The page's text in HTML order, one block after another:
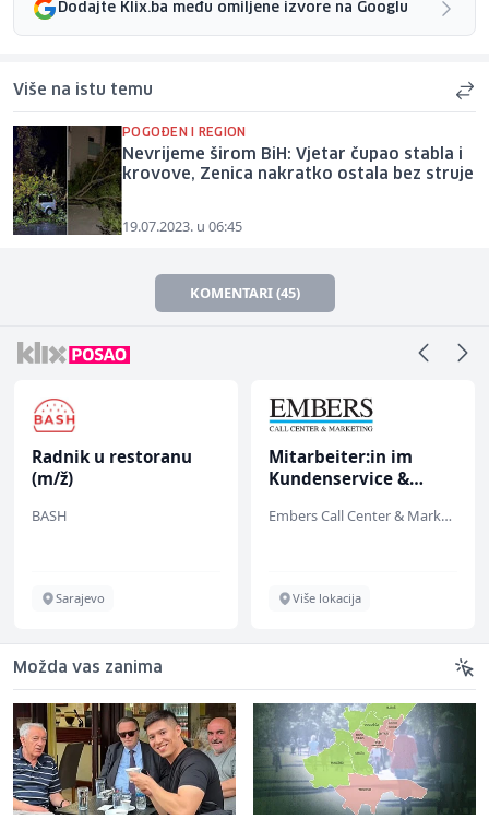
Dodajte Klix.ba među omiljene izvore na Googlu
Više na istu temu
POGOĐEN I REGION
Nevrijeme širom BiH: Vjetar čupao stabla i
krovove, Zenica nakratko ostala bez struje
19.07.2023. u 06:45
KOMENTARI (45)
Radnik u restoranu
(m/ž)
BASH
Sarajevo
Mitarbeiter:in im
Kundenservice &
Embers Call Center & Marketing
Više lokacija
Možda vas zanima